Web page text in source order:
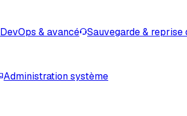
DevOps & avancé
Sauvegarde &
Administration système